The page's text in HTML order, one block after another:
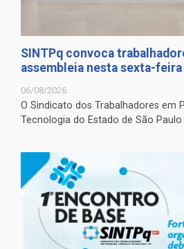
SINTPq convoca
assembleia nesta sexta-feira
06/08/2026
O Sindicato dos Trabalhadores em
Tecnologia do Estado de São Paulo